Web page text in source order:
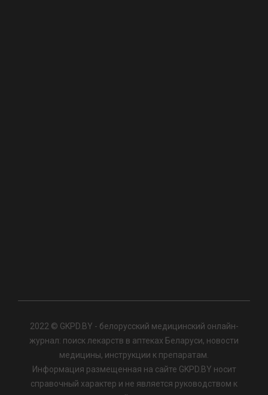
2022 © GKPD.BY - белорусский медицинский онлайн-
журнал: поиск лекарств в аптеках Беларуси, новости
медицины, инструкции к препаратам.
Информация размещенная на сайте GKPD.BY носит
справочный характер и не является руководством к